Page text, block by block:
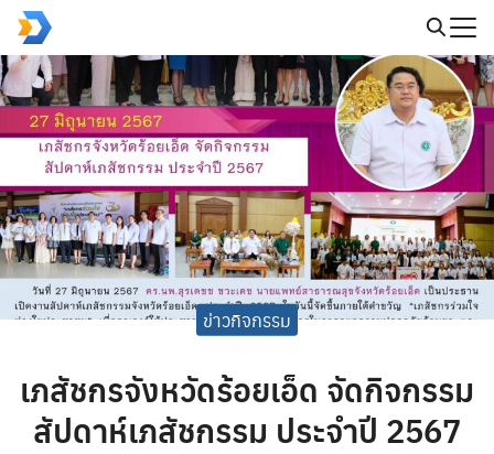
Skip
content
Search
for:
ข่าวกิจกรรม
เภสัชกรจังหวัดร้อยเอ็ด จัดกิจกรรม
สัปดาห์เภสัชกรรม ประจำปี 2567